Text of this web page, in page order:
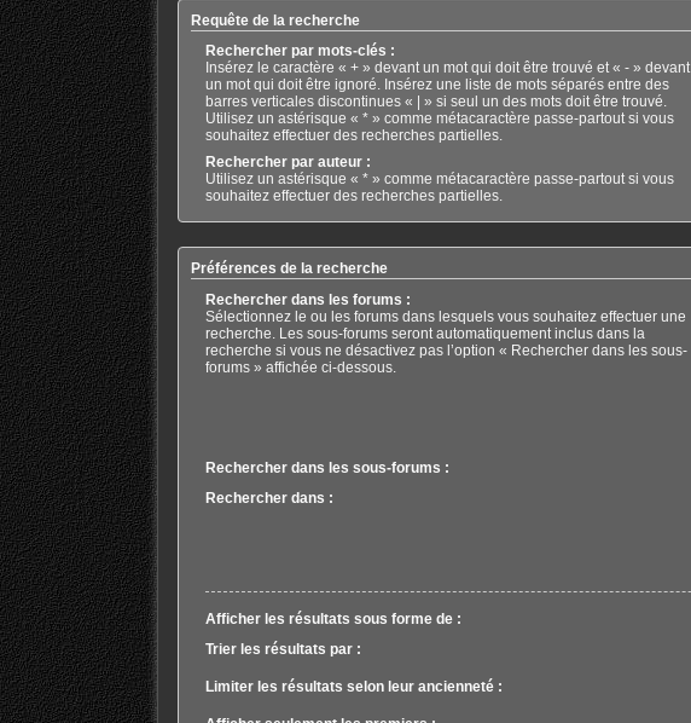
Requête de la recherche
Rechercher par mots-clés :
Insérez le caractère « + » devant un mot qui doit être trouvé et « - » devant
un mot qui doit être ignoré. Insérez une liste de mots séparés entre des
barres verticales discontinues « | » si seul un des mots doit être trouvé.
Utilisez un astérisque « * » comme métacaractère passe-partout si vous
souhaitez effectuer des recherches partielles.
Rechercher par auteur :
Utilisez un astérisque « * » comme métacaractère passe-partout si vous
souhaitez effectuer des recherches partielles.
Préférences de la recherche
Rechercher dans les forums :
Sélectionnez le ou les forums dans lesquels vous souhaitez effectuer une
recherche. Les sous-forums seront automatiquement inclus dans la
recherche si vous ne désactivez pas l’option « Rechercher dans les sous-
forums » affichée ci-dessous.
Rechercher dans les sous-forums :
Rechercher dans :
Afficher les résultats sous forme de :
Trier les résultats par :
Limiter les résultats selon leur ancienneté :